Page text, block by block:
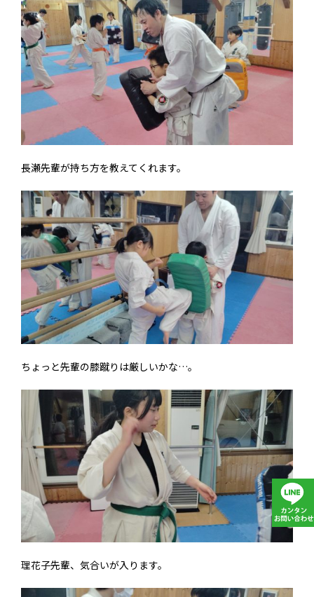
長瀬先輩が持ち方を教えてくれます。
ちょっと先輩の膝蹴りは厳しいかな…。
理花子先輩、気合いが入ります。